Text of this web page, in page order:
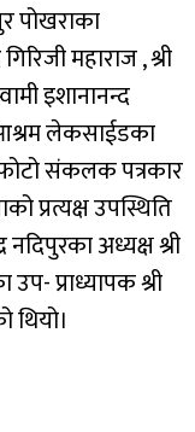
पोखराका
महाराज , श्री
इशानानन्द
आश्रम लेकसाईडका
संकलक पत्रकार
प्रत्यक्ष उपस्थिति
नदिपुरका अध्यक्ष श्री
प्राध्यापक श्री